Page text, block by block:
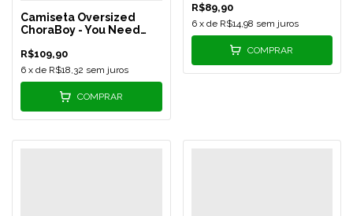
Camiseta Oversized
ChoraBoy - You Need
574
R$109,90
6 x de R$18,32 sem juros
COMPRAR
548
R$89,90
6 x de R$14,98 sem juros
COMPRAR